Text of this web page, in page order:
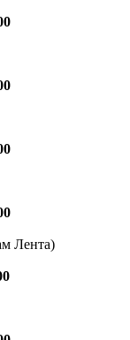
Лента)